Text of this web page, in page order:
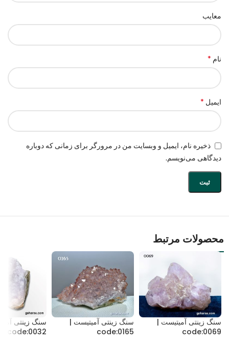
معایب
نام *
ایمیل *
ذخیره نام، ایمیل و وبسایت من در مرورگر برای زمانی که دوباره
دیدگاهی می‌نویسم.
محصولات مرتبط
سنگ زینتی آمیتیست |
code:0069
سنگ زینتی آمیتیست |
code:0165
سنگ زینتی
code:0032